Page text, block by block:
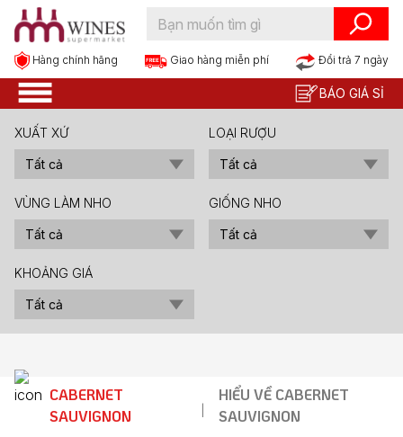
Hàng chính hãng Giao hàng miễn phí Đổi trả 7 ngày
BÁO GIÁ SỈ
XUẤT XỨ LOẠI RƯỢU
VÙNG LÀM NHO GIỐNG NHO
KHOẢNG GIÁ
CABERNET
SAUVIGNON
|
HIỂU VỀ CABERNET
SAUVIGNON